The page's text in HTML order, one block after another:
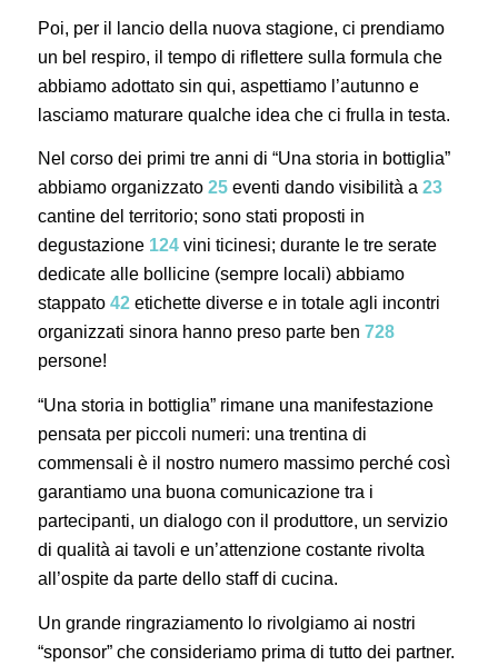
Poi, per il lancio della nuova stagione, ci prendiamo
un bel respiro, il tempo di riflettere sulla formula che
abbiamo adottato sin qui, aspettiamo l’autunno e
lasciamo maturare qualche idea che ci frulla in testa.
Nel corso dei primi tre anni di “Una storia in bottiglia”
abbiamo organizzato 25 eventi dando visibilità a 23
cantine del territorio; sono stati proposti in
degustazione 124 vini ticinesi; durante le tre serate
dedicate alle bollicine (sempre locali) abbiamo
stappato 42 etichette diverse e in totale agli incontri
organizzati sinora hanno preso parte ben 728
persone!
“Una storia in bottiglia” rimane una manifestazione
pensata per piccoli numeri: una trentina di
commensali è il nostro numero massimo perché così
garantiamo una buona comunicazione tra i
partecipanti, un dialogo con il produttore, un servizio
di qualità ai tavoli e un’attenzione costante rivolta
all’ospite da parte dello staff di cucina.
Un grande ringraziamento lo rivolgiamo ai nostri
“sponsor” che consideriamo prima di tutto dei partner.